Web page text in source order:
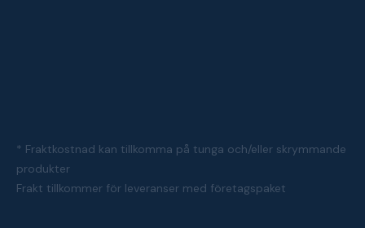
* Fraktkostnad kan tillkomma på tunga och/eller skrymmande
produkter
Frakt tillkommer för leveranser med företagspaket